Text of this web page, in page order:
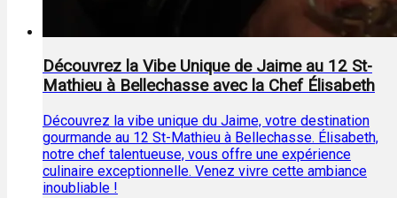
Découvrez la Vibe Unique de Jaime au 12 St-
Mathieu à Bellechasse avec la Chef Élisabeth
Découvrez la vibe unique du Jaime, votre destination
gourmande au 12 St-Mathieu à Bellechasse. Élisabeth,
notre chef talentueuse, vous offre une expérience
culinaire exceptionnelle. Venez vivre cette ambiance
inoubliable !